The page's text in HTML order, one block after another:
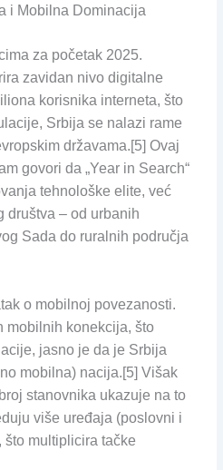
i Mobilna Dominacija
za početak 2025.
zavidan nivo digitalne
korisnika interneta, što
Srbija se nalazi rame
državama.[5] Ovaj
govori da „Year in Search“
tehnološke elite, već
društva – od urbanih
Sada do ruralnih područja
o mobilnoj povezanosti.
mobilnih konekcija, što
jasno je da je Srbija
mobilna) nacija.[5] Višak
stanovnika ukazuje na to
više uređaja (poslovni i
što multiplicira tačke